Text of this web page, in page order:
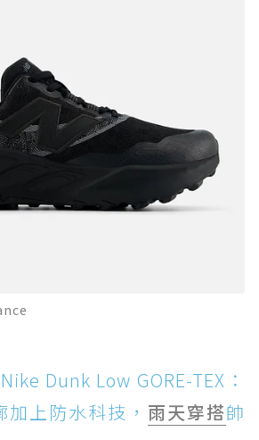
Dunk Low GORE-TEX：
上防水科技， 雨天穿搭帥